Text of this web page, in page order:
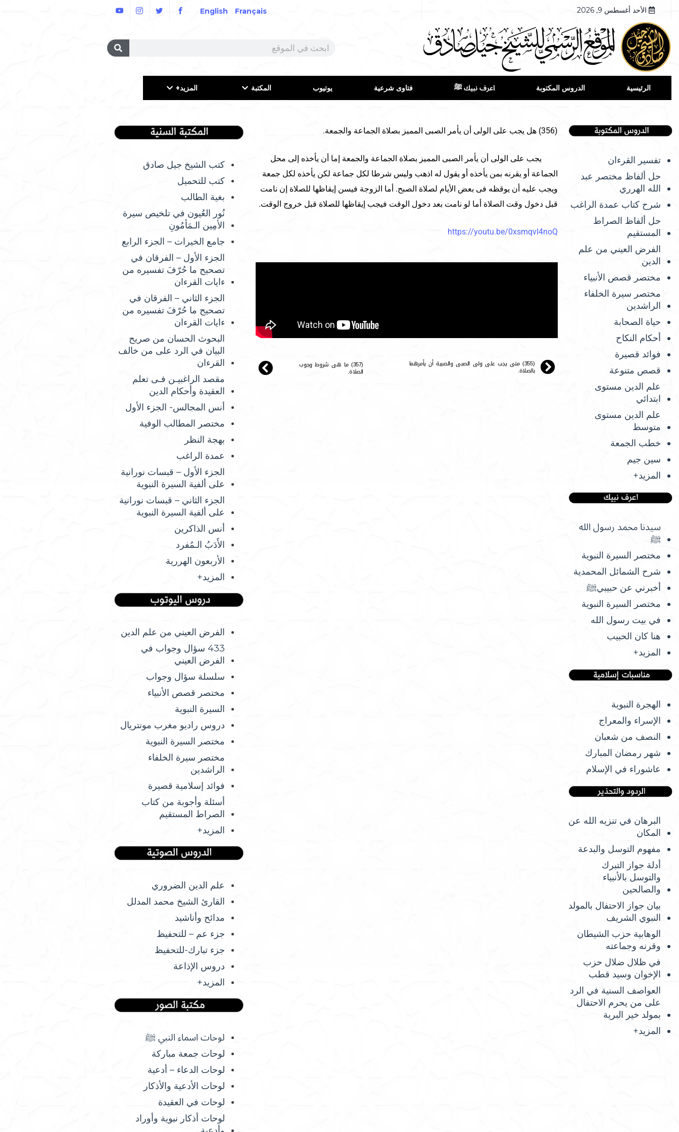
الأحد أغسطس 9, 2026 Français
English
الرئيسية الدروس المكتوبة اعرف نبيك ﷺ فتاوى شرعية يوتيوب المكتبة المزيد+
تفسير القرءان
حل ألفاظ مختصر عبد
الله الهرري
شرح كتاب عمدة الراغب
حل ألفاظ الصراط
المستقيم
الفرض العيني من علم
الدين
مختصر قصص الأنبياء
مختصر سيرة الخلفاء
الراشدين
حياة الصحابة
أحكام النكاح
فوائد قصيرة
قصص متنوعة
علم الدين مستوى
ابتدائي
علم الدين مستوى
متوسط
خطب الجمعة
سين جيم
المزيد+
سيدنا محمد رسول الله
ﷺ
مختصر السيرة النبوية
شرح الشمائل المحمدية
أخبرني عن حبيبيﷺ
مختصر السيرة النبوية
في بيت رسول الله
هنا كان الحبيب
المزيد+
الهجرة النبوية
الإسراء والمعراج
النصف من شعبان
شهر رمضان المبارك
عاشوراء في الإسلام
البرهان في تنزيه الله عن
المكان
مفهوم التوسل والبدعة
أدلة جواز التبرك
والتوسل بالأنبياء
والصالحين
بيان جواز الاحتفال بالمولد
النبوي الشريف
الوهابية حزب الشيطان
وقرنه وجماعته
في ظلال ضلال حزب
الإخوان وسيد قطب
العواصف السنية في الرد
على من يحرم الاحتفال
بمولد خير البرية
المزيد+
(356) هل يجب على الولى أن يأمر الصبى المميز بصلاة الجماعة والجمعة.
يجب على الولى أن يأمر الصبى المميز بصلاة الجماعة والجمعة إما أن يأخذه إلى محل
الجماعة أو يقرنه بمن يأخذه أو يقول له اذهب وليس شرطا لكل جماعة لكن يأخذه لكل جمعة
ويجب عليه أن يوقظه فى بعض الأيام لصلاة الصبح. أما الزوجة فيسن إيقاظها للصلاة إن نامت
قبل دخول وقت الصلاة أما لو نامت بعد دخول الوقت فيجب إيقاظها للصلاة قبل خروج الوقت.
https://youtu.be/0xsmqvI4noQ
(355) متى يجب على ولى الصبى والصبية أن يأمرهما
بالصلاة.
(357) ما هى شروط وجوب
الصلاة.
كتب الشيخ جيل صادق
كتب للتحميل
بغية الطالب
نُور العُيون في تلخيص سيرة
الأمِين الـمَأمُونِ
جامع الخيرات – الجزء الرابع
الجزء الأول – الفرقان في
تصحيح ما حُرّفَ تفسيره من
ءايات القرءان
الجزء الثاني – الفرقان في
تصحيح ما حُرّفَ تفسيره من
ءايات القرءان
البحوث الحسان من صريح
البيان في الرد على من خالف
القرءان
مقصد الراغبيـن فـى تعلم
العقيدة وأحكام الدين
أنس المجالس- الجزء الأول
مختصر المطالب الوفية
بهجة النظر
عمدة الراغب
الجزء الأول – قبسات نورانية
على ألفية السيرة النبوية
الجزء الثاني – قبسات نورانية
على ألفية السيرة النبوية
أنس الذاكرين
الأَدَبُ الـمُفرد
الأربعون الهررية
المزيد+
الفرض العيني من علم الدين
433 سؤال وجواب في
الفرض العيني
سلسلة سؤال وجواب
مختصر قصص الأنبياء
السيرة النبوية
دروس راديو مغرب مونتريال
مختصر السيرة النبوية
مختصر سيرة الخلفاء
الراشدين
فوائد إسلامية قصيرة
أسئلة وأجوبة من كتاب
الصراط المستقيم
المزيد+
علم الدين الضروري
القارئ الشيخ محمد المدلل
مدائح وأناشيد
جزء عم – للتحفيظ
جزء تبارك-للتحفيظ
دروس الإذاعة
المزيد+
لوحات اسماء النبي ﷺ
لوحات جمعة مباركة
لوحات الدعاء – أدعية
لوحات الأدعية والأذكار
لوحات في العقيدة
لوحات أذكار نبوية وأوراد